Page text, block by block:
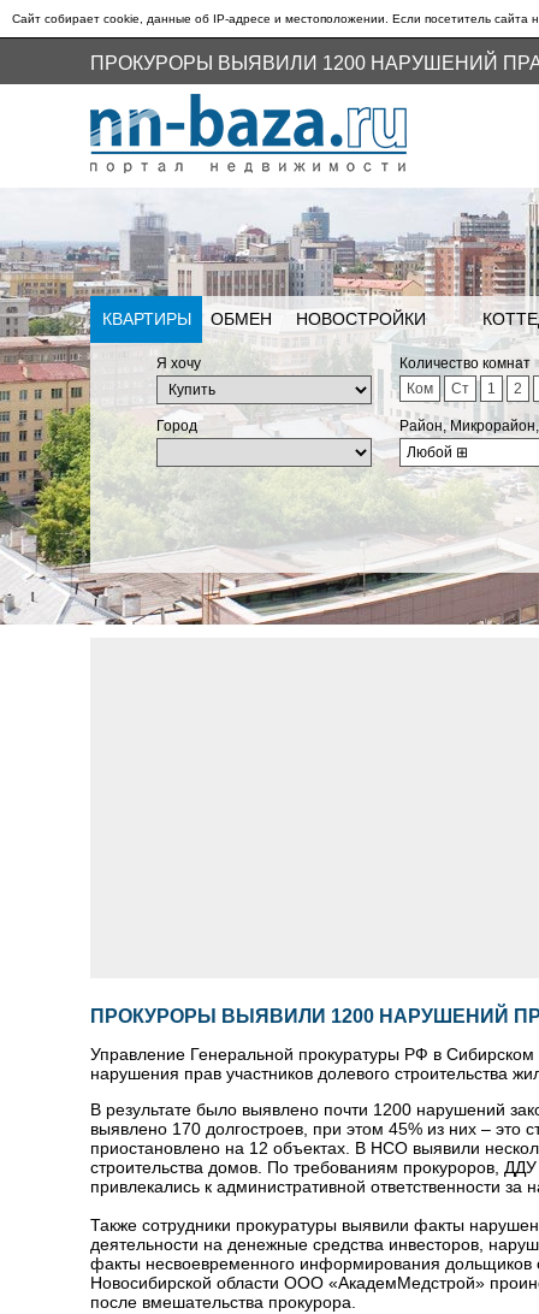
Сайт собирает cookie, данные об IP-адресе и местоположении. Если посетитель сайта
ПРОКУРОРЫ ВЫЯВИЛИ 1200 НАРУШЕНИЙ
КВАРТИРЫ ОБМЕН НОВОСТРОЙКИ
Я хочу
Количество комнат
Ком
Ст 1 2
Город
Район,
Любой ⊞
ПРОКУРОРЫ ВЫЯВИЛИ 1200 НАРУШЕНИЙ
Управление Генеральной прокуратуры РФ в
нарушения прав участников долевого строительства
В результате было выявлено почти 1200 нарушений
выявлено 170 долгостроев, при этом 45% из них – это
приостановлено на 12 объектах. В НСО выявили
строительства домов. По требованиям прокуроров,
привлекались к административной ответственности за
Также сотрудники прокуратуры выявили факты
деятельности на денежные средства инвесторов,
факты несвоевременного информирования дольщиков
Новосибирской области ООО «АкадемМедстрой»
после вмешательства прокурора.